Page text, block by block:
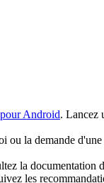
Android. Lancez
la demande
la
les